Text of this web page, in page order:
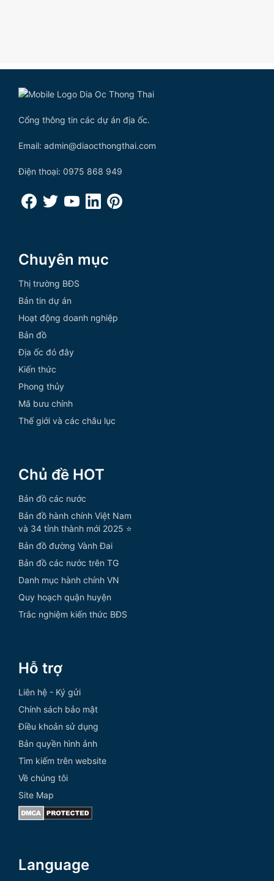
Cổng thông tin các dự án địa ốc.
Email: admin@diaocthongthai.com
Điện thoại: 0975 868 949
Chuyên mục
Thị trường BĐS
Bản tin dự án
Hoạt động doanh nghiệp
Bản đồ
Địa ốc đó đây
Kiến thức
Phong thủy
Mã bưu chính
Thế giới và các châu lục
Chủ đề HOT
Bản đồ các nước
Bản đồ hành chính Việt Nam
và 34 tỉnh thành mới 2025 ⭐
Bản đồ đường Vành Đai
Bản đồ các nước trên TG
Danh mục hành chính VN
Quy hoạch quận huyện
Trắc nghiệm kiến thức BĐS
Hỗ trợ
Liên hệ - Ký gửi
Chính sách bảo mật
Điều khoản sử dụng
Bản quyền hình ảnh
Tìm kiếm trên website
Về chúng tôi
Site Map
Language